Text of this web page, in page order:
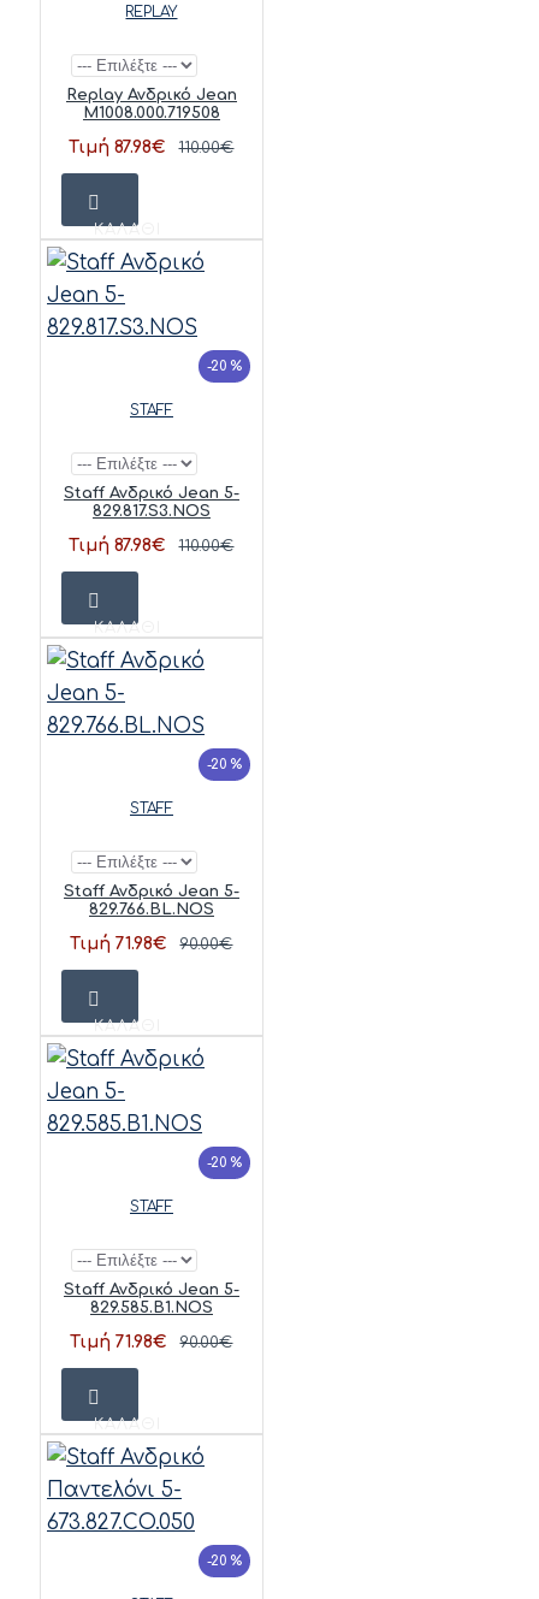
REPLAY
Replay Ανδρικό Jean
M1008.000.719508
Τιμή 87.98€ 110.00€
ΚΑΛΆΘΙ
-20 %
STAFF
Staff Ανδρικό Jean 5-
829.817.S3.NOS
Τιμή 87.98€ 110.00€
ΚΑΛΆΘΙ
-20 %
STAFF
Staff Ανδρικό Jean 5-
829.766.BL.NOS
Τιμή 71.98€ 90.00€
ΚΑΛΆΘΙ
-20 %
STAFF
Staff Ανδρικό Jean 5-
829.585.B1.NOS
Τιμή 71.98€ 90.00€
ΚΑΛΆΘΙ
-20 %